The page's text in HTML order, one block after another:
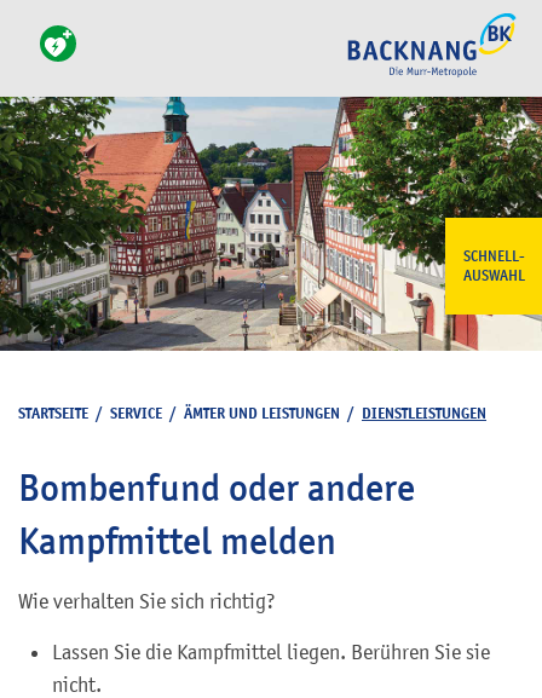
SCHNELL-
AUSWAHL
STARTSEITE / SERVICE / ÄMTER UND LEISTUNGEN / DIENSTLEISTUNGEN
Bombenfund oder andere
Kampfmittel melden
Wie verhalten Sie sich richtig?
Lassen Sie die Kampfmittel liegen. Berühren Sie sie
nicht.